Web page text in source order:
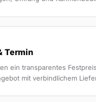
Termin
ein transparentes
mit verbindlichem